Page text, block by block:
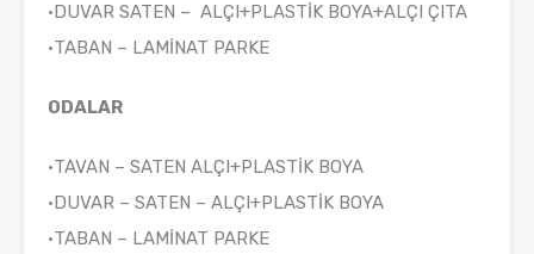
•DUVAR SATEN – ALÇI+PLASTİK BOYA+ALÇI ÇITA
•TABAN – LAMİNAT PARKE
ODALAR
•TAVAN – SATEN ALÇI+PLASTİK BOYA
•DUVAR – SATEN – ALÇI+PLASTİK BOYA
•TABAN – LAMİNAT PARKE